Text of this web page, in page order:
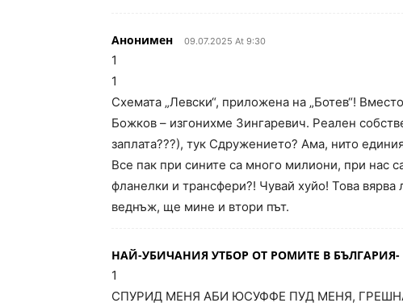
Анонимен 09.07.2025 At 9:30
1
1
Схемата „Левски“, приложена на „Ботев“!
Божков – изгонихме Зингаревич. Реален
заплата???), тук Сдружението? Ама, нито
Все пак при сините са много милиони, при нас
фланелки и трансфери?! Чувай хуйо! Това
веднъж, ще мине и втори път.
НАЙ-УБИЧАНИЯ УТБОР ОТ РОМИТЕ В
1
СПУРИД МЕНЯ АБИ ЮСУФФЕ ПУД МЕНЯ,